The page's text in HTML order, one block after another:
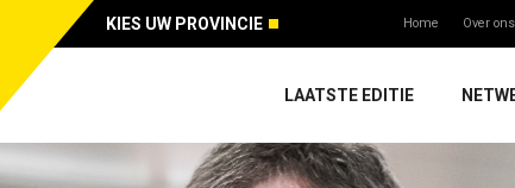
KIES UW PROVINCIE Home Over ons
LAATSTE EDITIE